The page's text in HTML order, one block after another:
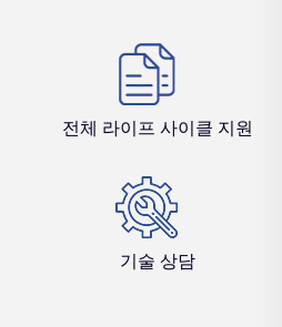
전체 라이프 사이클 지원
기술 상담